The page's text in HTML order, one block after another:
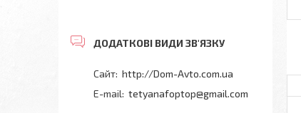
http://Dom-Avto.com.ua
tetyanafoptop@gmail.com